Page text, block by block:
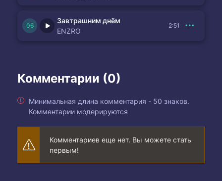
Завтрашним днём
ENZRO
2:51
Комментарии (0)
Минимальная длина комментария - 50 знаков.
Комментарии модерируются
Комментариев еще нет. Вы можете стать
первым!